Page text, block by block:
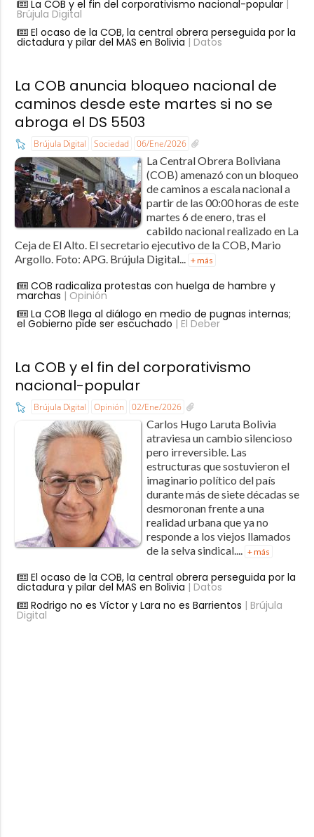
La COB y el fin del corporativismo nacional-popular|
Brújula Digital
El ocaso de la COB, la central obrera perseguida por la
dictadura y pilar del MAS en Bolivia | Datos
La COB anuncia bloqueo nacional de
caminos desde este martes si no se
abroga el DS 5503
Brújula Digital Sociedad 06/Ene/2026
La Central Obrera Boliviana
(COB) amenazó con un bloqueo
de caminos a escala nacional a
partir de las 00:00 horas de este
martes 6 de enero, tras el
cabildo nacional realizado en La
Ceja de El Alto. El secretario ejecutivo de la COB, Mario
Argollo. Foto: APG. Brújula Digital... + más
COB radicaliza protestas con huelga de hambre y
marchas | Opinión
La COB llega al diálogo en medio de pugnas internas;
el Gobierno pide ser escuchado | El Deber
La COB y el fin del corporativismo
nacional-popular
Brújula Digital Opinión 02/Ene/2026
Carlos Hugo Laruta Bolivia
atraviesa un cambio silencioso
pero irreversible. Las
estructuras que sostuvieron el
imaginario político del país
durante más de siete décadas se
desmoronan frente a una
realidad urbana que ya no
responde a los viejos llamados
de la selva sindical.... + más
El ocaso de la COB, la central obrera perseguida por la
dictadura y pilar del MAS en Bolivia | Datos
Rodrigo no es Víctor y Lara no es Barrientos | Brújula
Digital